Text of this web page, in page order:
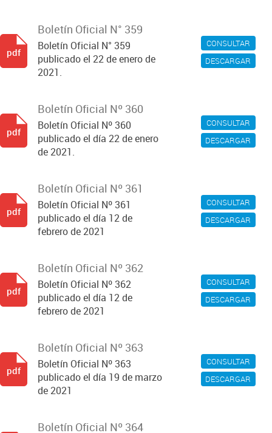
CONSULTAR
DESCARGAR
Boletín Oficial N° 359
Boletín Oficial N° 359
publicado el 22 de enero de
2021.
pdf
CONSULTAR
DESCARGAR
Boletín Oficial Nº 360
Boletín Oficial Nº 360
publicado el día 22 de enero
de 2021.
pdf
CONSULTAR
DESCARGAR
Boletín Oficial Nº 361
Boletín Oficial Nº 361
publicado el día 12 de
febrero de 2021
pdf
CONSULTAR
DESCARGAR
Boletín Oficial Nº 362
Boletín Oficial Nº 362
publicado el día 12 de
febrero de 2021
pdf
CONSULTAR
DESCARGAR
Boletín Oficial Nº 363
Boletín Oficial Nº 363
publicado el día 19 de marzo
de 2021
pdf
Boletín Oficial Nº 364